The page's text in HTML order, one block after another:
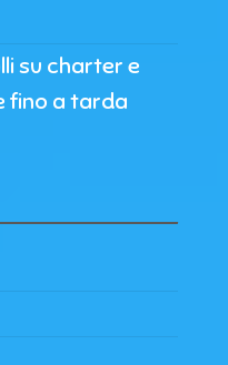
su charter e
fino a tarda